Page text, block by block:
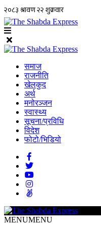
समाज
राजनीति
खेलकुद
अर्थ
मनोरञ्जन
स्वास्थ्य
सूचना/प्रविधि
विदेश
फोटो/भिडियो
MENUMENU